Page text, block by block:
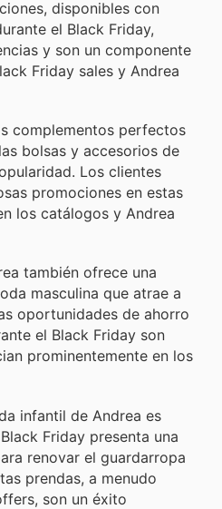
disponibles con
el Black Friday,
y son un componente
Friday sales y Andrea
complementos perfectos
bolsas y accesorios de
Los clientes
promociones en estas
los catálogos y Andrea
también ofrece una
masculina que atrae a
oportunidades de ahorro
el Black Friday son
prominentemente en los
infantil de Andrea es
Friday presenta una
renovar el guardarropa
prendas, a menudo
son un éxito